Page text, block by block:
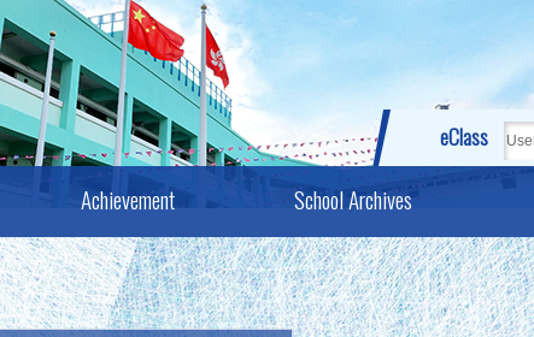
eClass
Achievement School Archives